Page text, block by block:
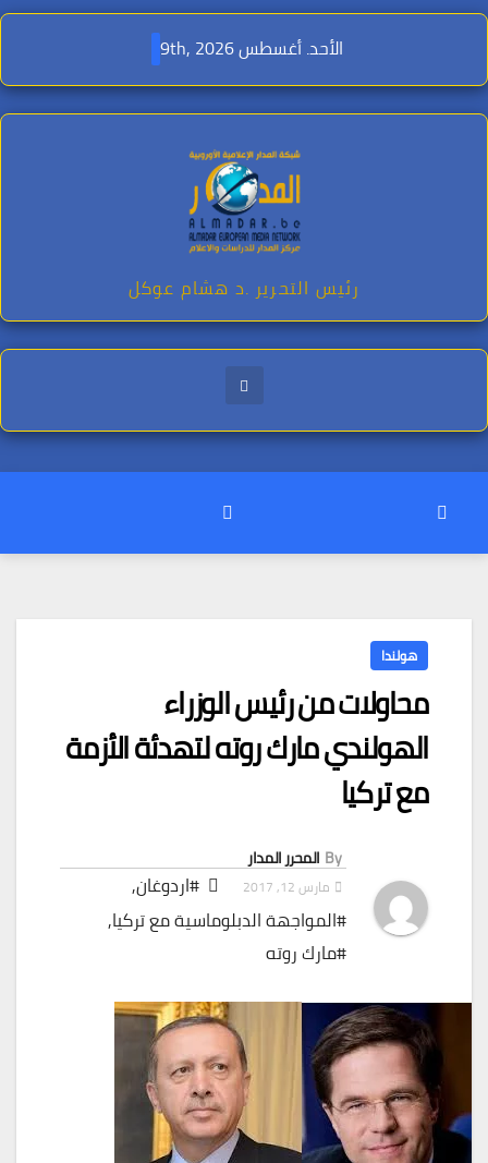
Skip
content
الأحد. أغسطس 9th, 2026
رئيس التحرير .د هشام عوكل
هولندا
محاولات من رئيس الوزراء
الهولندي مارك روته لتهدئة الأزمة
مع تركيا
By المحرر المدار
مارس 12, 2017 #اردوغان,
#المواجهة الدبلوماسية مع تركيا,
#مارك روته